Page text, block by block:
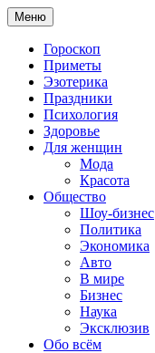
Меню
Гороскоп
Приметы
Эзотерика
Праздники
Психология
Здоровье
Для женщин
Мода
Красота
Общество
Шоу-бизнес
Политика
Экономика
Авто
В мире
Бизнес
Наука
Эксклюзив
Обо всём